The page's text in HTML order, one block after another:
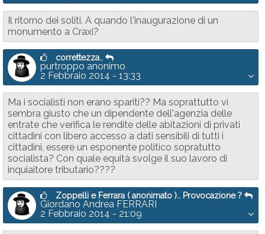
Il ritorno dei soliti. A quando l'inaugurazione di un
monumento a Craxi?
correttezza..
purtroppo anonimo
2 Febbraio 2014 - 13:33
Ma i socialisti non erano spariti?? Ma soprattutto vi
sembra giusto che un dipendente dell'agenzia delle
entrate che verifica le rendite delle abitazioni di privati
cittadini con libero accesso a dati sensibili di tutti i
cittadini, essere un esponente politico sopratutto
socialista? Con quale equità svolge il suo lavoro di
inquiaitore tributario????
Zoppelli e Ferrara ( anonimato ).. Provocazione ?
Giordano Andrea FERRARI
2 Febbraio 2014 - 21:09